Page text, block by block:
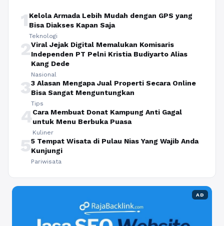
1 Kelola Armada Lebih Mudah dengan GPS yang
Bisa Diakses Kapan Saja
Teknologi
2Viral Jejak Digital Memalukan Komisaris
Independen PT Pelni Kristia Budiyarto Alias
Kang Dede
Nasional
33 Alasan Mengapa Jual Properti Secara Online
Bisa Sangat Menguntungkan
Tips
4Cara Membuat Donat Kampung Anti Gagal
untuk Menu Berbuka Puasa
Kuliner
55 Tempat Wisata di Pulau Nias Yang Wajib Anda
Kunjungi
Pariwisata
AD